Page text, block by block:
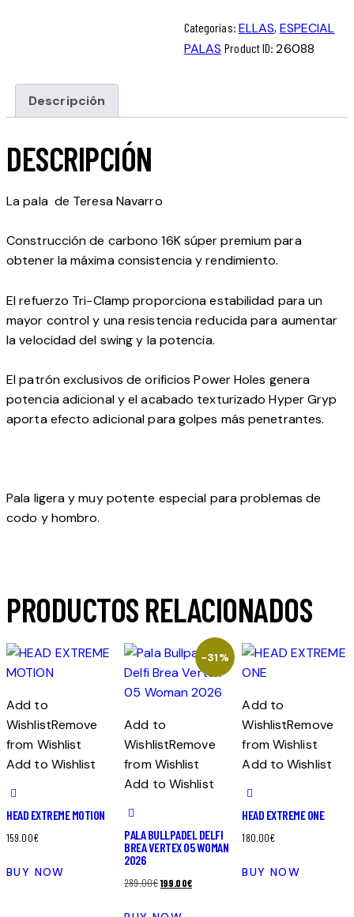
Categorías: ELLAS, ESPECIAL
PALAS Product ID:26088
Descripción
DESCRIPCIÓN
La pala de Teresa Navarro
Construcción de carbono 16K súper premium para
obtener la máxima consistencia y rendimiento.
El refuerzo Tri-Clamp proporciona estabilidad para un
mayor control y una resistencia reducida para aumentar
la velocidad del swing y la potencia.
El patrón exclusivos de orificios Power Holes genera
potencia adicional y el acabado texturizado Hyper Gryp
aporta efecto adicional para golpes más penetrantes.
Pala ligera y muy potente especial para problemas de
codo y hombro.
PRODUCTOS RELACIONADOS
Add to
WishlistRemove
from Wishlist
Add to Wishlist
HEAD EXTREME MOTION
159.00€
BUY NOW
-31%
Add to
WishlistRemove
from Wishlist
Add to Wishlist
PALA BULLPADEL DELFI
BREA VERTEX 05 WOMAN
2026
289.00€El
199.00€El
Add to
WishlistRemove
from Wishlist
Add to Wishlist
HEAD EXTREME ONE
180.00€
BUY NOW